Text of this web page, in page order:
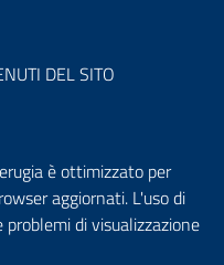
DEL SITO
è ottimizzato per
aggiornati. L'uso di
di visualizzazione